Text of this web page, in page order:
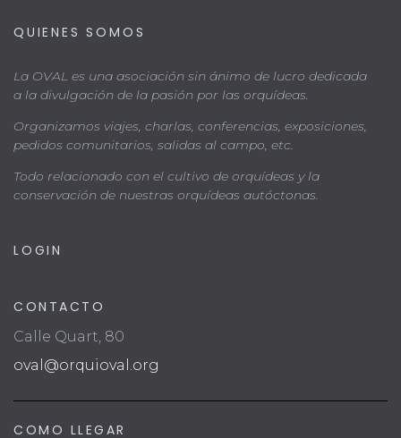
QUIENES SOMOS
La OVAL es una asociación sin ánimo de lucro dedicada
a la divulgación de la pasión por las orquídeas.
Organizamos viajes, charlas, conferencias, exposiciones,
pedidos comunitarios, salidas al campo, etc.
Todo relacionado con el cultivo de orquídeas y la
conservación de nuestras orquídeas autóctonas.
LOGIN
CONTACTO
Calle Quart, 80
oval@orquioval.org
COMO LLEGAR